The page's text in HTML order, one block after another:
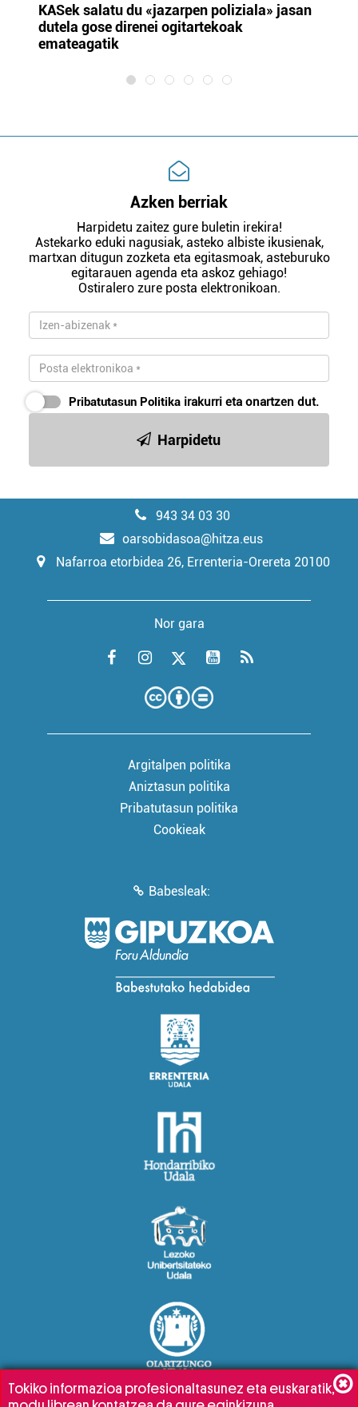
KASek salatu du «jazarpen poliziala» jasan
dutela gose direnei ogitartekoak
emateagatik
Azken berriak
Harpidetu zaitez gure buletin irekira!
Astekarko eduki nagusiak, asteko albiste ikusienak,
martxan ditugun zozketa eta egitasmoak, asteburuko
egitarauen agenda eta askoz gehiago!
Ostiralero zure posta elektronikoan.
Pribatutasun Politika irakurri eta onartzen dut.
Harpidetu
943 34 03 30
oarsobidasoa@hitza.eus
Nafarroa etorbidea 26, Errenteria-Orereta 20100
Nor gara
Argitalpen politika
Aniztasun politika
Pribatutasun politika
Cookieak
Babesleak:
Tokiko informazioa profesionaltasunez eta euskaratik,